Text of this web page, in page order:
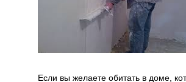
Если вы желаете обитать в доме,